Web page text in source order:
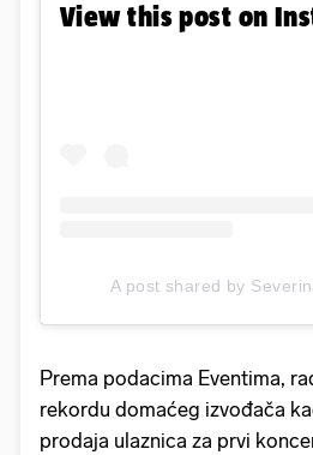
View this post on
A post shared by
Prema podacima Eventima,
rekordu domaćeg izvođača
prodaja ulaznica za prvi